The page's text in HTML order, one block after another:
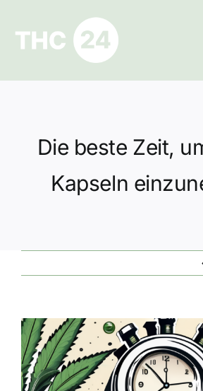
springen
Ratgeber
Datenschutz
Die beste Zeit,
Kapseln
Zeige
grösseres
Bild